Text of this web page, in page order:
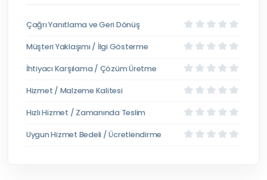
Çağrı Yanıtlama ve Geri Dönüş
Müşteri Yaklaşımı / İlgi Gösterme
İhtiyacı Karşılama / Çözüm Üretme
Hizmet / Malzeme Kalitesi
Hızlı Hizmet / Zamanında Teslim
Uygun Hizmet Bedeli / Ücretlendirme